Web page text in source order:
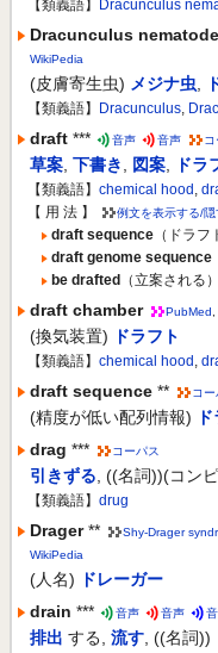
【類義語】 Dracunculus
Dracunculus nematode
WikiPedia
(皮膚寄生虫) メジナ虫
【類義語】 Dracunculus,
draft *** 音声 音声 コ
草案 下書き 図案 ドラ
【類義語】 chemical hood,
【 用 法 】
例文を表示する/隠
draft sequence （ドラフ
draft genome sequence
be drafted （立案される）
draft chamber PubMed
(換気装置) ドラフト
【類義語】 chemical hood,
draft sequence ** コー
(精度が低い配列情報)
drag *** コーパス
引きずる ((名詞))(コン
【類義語】 drug
Drager ** Shy-Drager
WikiPedia
(人名)
ドレーガー
drain *** 音声 音声
排出 する 流す ((名詞))